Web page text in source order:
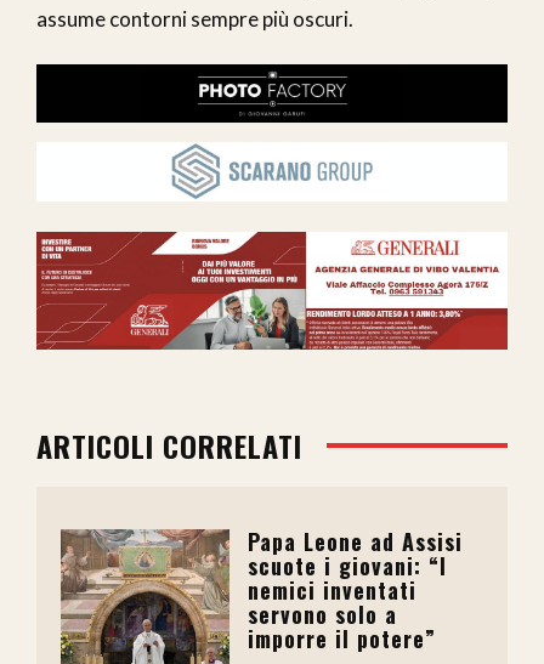
assume contorni sempre più oscuri.
ARTICOLI CORRELATI
Papa Leone ad Assisi
scuote i giovani: “I
nemici inventati
servono solo a
imporre il potere”